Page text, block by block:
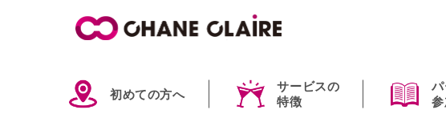
初めての方へ
サービスの
特徴